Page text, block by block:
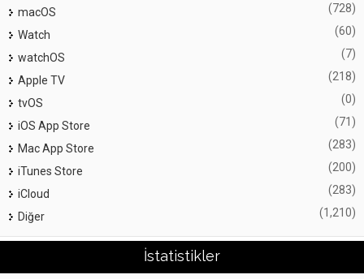
macOS (728)
Watch (60)
watchOS (7)
Apple TV (218)
tvOS (0)
iOS App Store (71)
Mac App Store (283)
iTunes Store (200)
iCloud (283)
Diğer (1,210)
İstatistikler